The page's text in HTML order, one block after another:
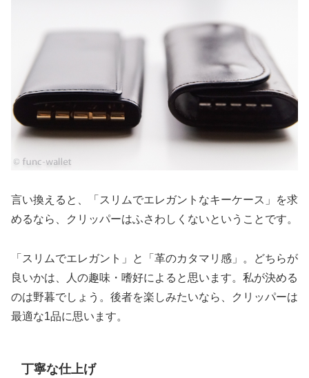
言い換えると、「スリムでエレガントなキーケース」を求
めるなら、クリッパーはふさわしくないということです。
「スリムでエレガント」と「革のカタマリ感」。どちらが
良いかは、人の趣味・嗜好によると思います。私が決める
のは野暮でしょう。後者を楽しみたいなら、クリッパーは
最適な1品に思います。
丁寧な仕上げ